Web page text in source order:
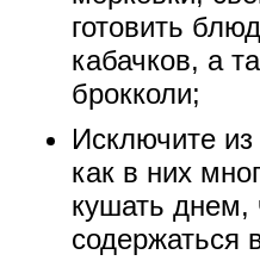
готовить
кабачков, а
брокколи;
Исключите из
как в них
кушать днем,
содержаться